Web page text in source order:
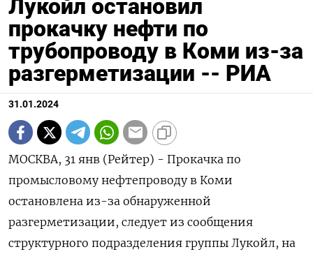
Лукойл остановил
прокачку нефти по
трубопроводу в Коми из-за
разгерметизации -- РИА
31.01.2024
МОСКВА, 31 янв (Рейтер) - Прокачка по
промысловому нефтепроводу в Коми
остановлена из-за обнаруженной
разгерметизации, следует из сообщения
структурного подразделения группы Лукойл, на